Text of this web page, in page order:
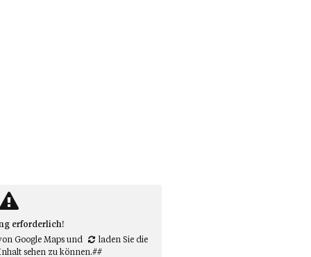
erforderlich!
Google Mapsund
laden Sie die
sehen zu können.##